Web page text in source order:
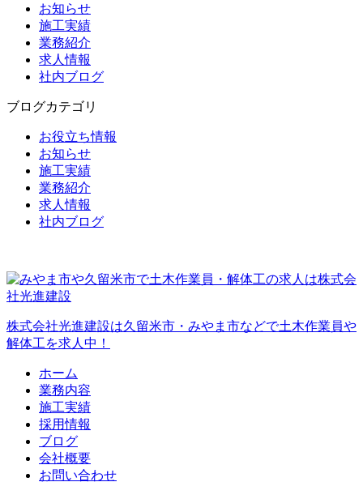
お知らせ
施工実績
業務紹介
求人情報
社内ブログ
ブログカテゴリ
お役立ち情報
お知らせ
施工実績
業務紹介
求人情報
社内ブログ
株式会社光進建設は久留米市・みやま市などで土木作業員や
解体工を求人中！
ホーム
業務内容
施工実績
採用情報
ブログ
会社概要
お問い合わせ